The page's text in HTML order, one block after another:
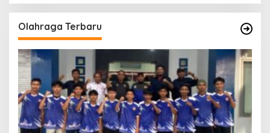
Olahraga Terbaru